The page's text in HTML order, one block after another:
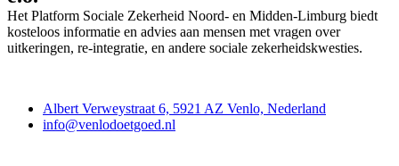
Het Platform Sociale Zekerheid Noord- en Midden-Limburg biedt
kosteloos informatie en advies aan mensen met vragen over
uitkeringen, re-integratie, en andere sociale zekerheidskwesties.
Albert Verweystraat 6, 5921 AZ Venlo, Nederland
info@venlodoetgoed.nl